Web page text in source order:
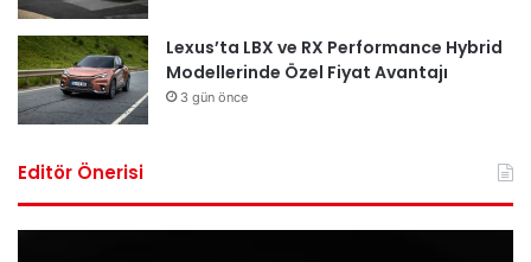
Lexus’ta LBX ve RX Performance Hybrid
Modellerinde Özel Fiyat Avantajı
3 gün önce
Editör Önerisi